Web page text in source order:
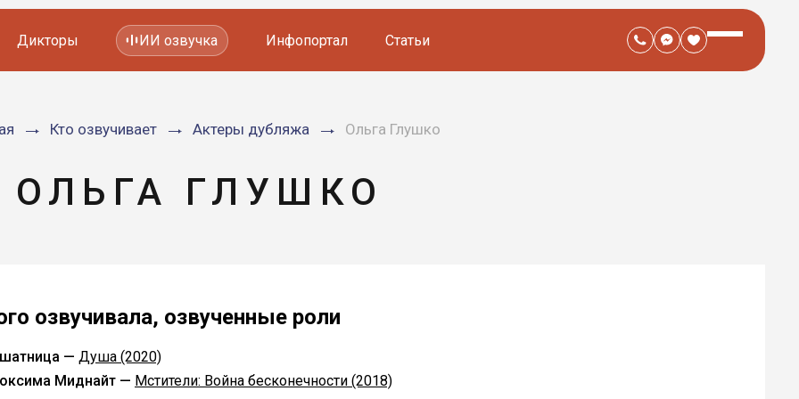
Мультфильмов
Дикторы ИИ озвучка Инфопортал Статьи
Кто озвучивает Актеры дубляжа Ольга Глушко
ОЛЬГА ГЛУШКО
озвучивала, озвученные роли
— Душа (2020)
Миднайт — Мстители: Война бесконечности (2018)